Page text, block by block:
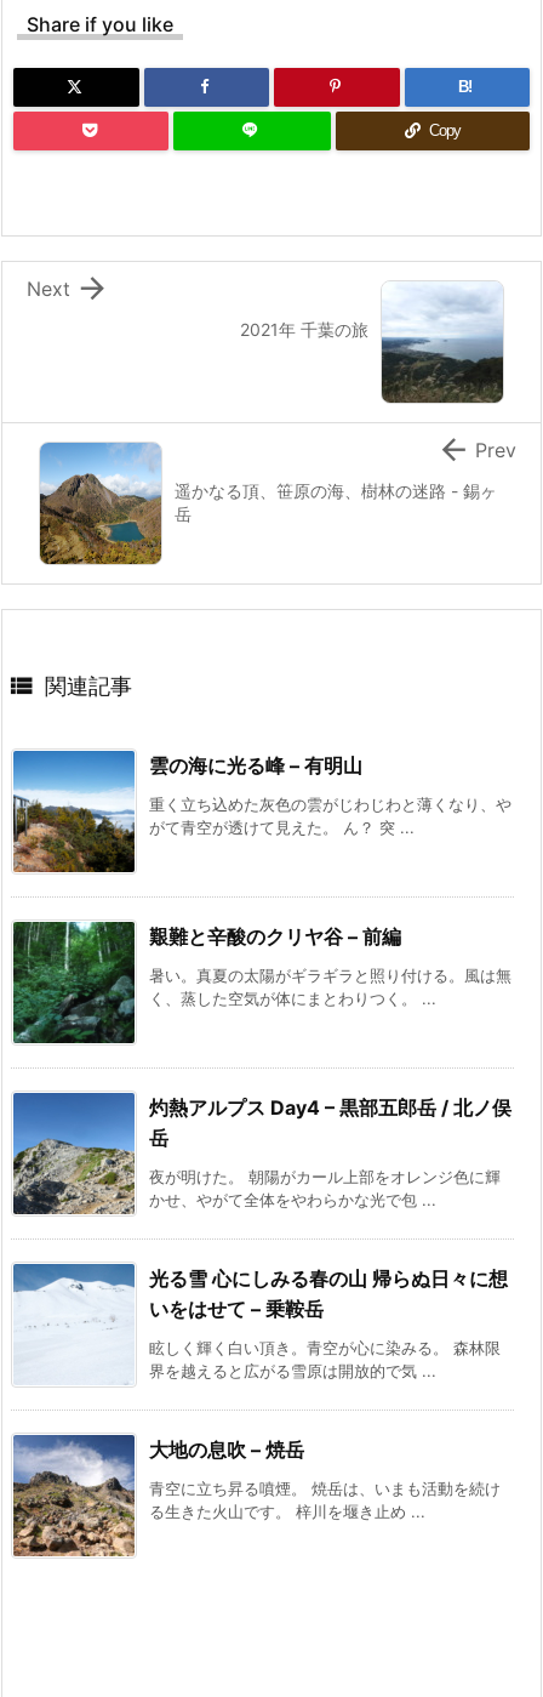
Share if you like
B!
Copy
2021年 千葉の旅

Next
遥かなる頂、笹原の海、樹林の迷路 - 錫ヶ
岳
 Prev
 関連記事
雲の海に光る峰 – 有明山
重く立ち込めた灰色の雲がじわじわと薄くなり、や
がて青空が透けて見えた。 ん？ 突 ...
艱難と辛酸のクリヤ谷 – 前編
暑い。真夏の太陽がギラギラと照り付ける。風は無
く、蒸した空気が体にまとわりつく。 ...
灼熱アルプス Day4 – 黒部五郎岳 / 北ノ俣
岳
夜が明けた。 朝陽がカール上部をオレンジ色に輝
かせ、やがて全体をやわらかな光で包 ...
光る雪 心にしみる春の山 帰らぬ日々に想
いをはせて – 乗鞍岳
眩しく輝く白い頂き。青空が心に染みる。 森林限
界を越えると広がる雪原は開放的で気 ...
大地の息吹 – 焼岳
青空に立ち昇る噴煙。 焼岳は、いまも活動を続け
る生きた火山です。 梓川を堰き止め ...